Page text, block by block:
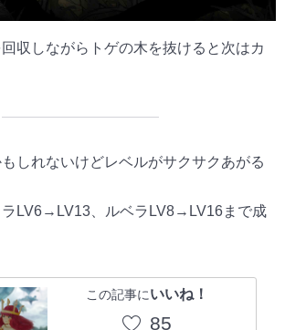
収しながらトゲの木を抜けると次はカ
しれないけどレベルがサクサクあがる
ラLV6→LV13、ルベラLV8→LV16まで成
この記事にいいね！
85